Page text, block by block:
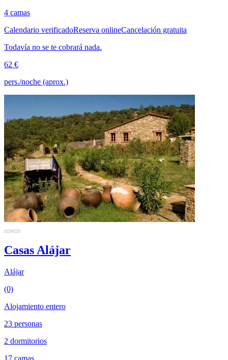
4 camas
Calendario verificadoReserva onlineCancelación gratuita
Todavía no se te cobrará nada.
62 €
pers./noche (aprox.)
Casas Alájar
Alájar
(0)
Alojamiento entero
23 personas
2 dormitorios
17 camas